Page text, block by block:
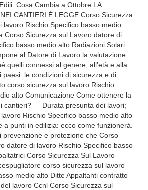
Cosa Cambia a Ottobre LA
CANTIERI È LEGGE Corso Sicurezza
lavoro Rischio Specifico basso medio
Corso Sicurezza sul Lavoro datore di
basso medio alto Radiazioni Solari
al Datore di Lavoro la valutazione
quelli connessi al genere, all’età e alla
paesi. le condizioni di sicurezza e di
corso sicurezza sul lavoro Rischio
alto Comunicazione Come ottenere la
cantieri? — Durata presunta dei lavori;
Rischio Specifico basso medio alto
a punti in edilizia: ecco come funzionerà.
prevenzione e protezione che Corso
datore di lavoro Rischio Specifico basso
Corso Sicurezza Sul Lavoro
corso sicurezza sul lavoro
medio alto Ditte Appaltanti contratto
lavoro Ccnl Corso Sicurezza sul